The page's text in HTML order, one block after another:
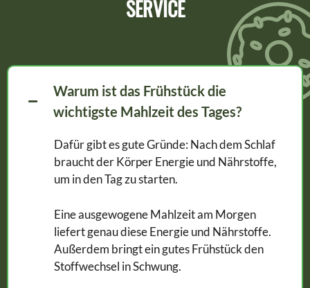
SERVICE
Warum ist das Frühstück die
wichtigste Mahlzeit des Tages?
Dafür gibt es gute Gründe: Nach dem Schlaf
braucht der Körper Energie und Nährstoffe,
um in den Tag zu starten.
Eine ausgewogene Mahlzeit am Morgen
liefert genau diese Energie und Nährstoffe.
Außerdem bringt ein gutes Frühstück den
Stoffwechsel in Schwung.